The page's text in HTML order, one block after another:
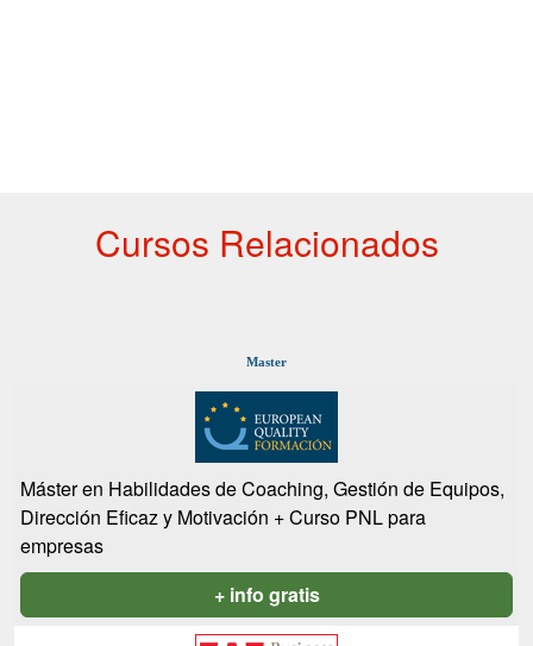
Cursos Relacionados
Master
Máster en Habilidades de Coaching, Gestión de Equipos,
Dirección Eficaz y Motivación + Curso PNL para
empresas
+ info gratis